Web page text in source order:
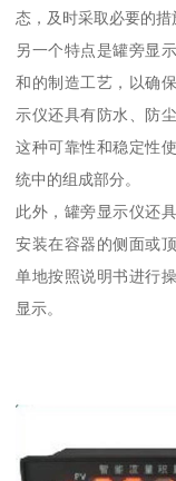
态，及时采取必要的措
另一个特点是罐旁显
和的制造工艺，以确
示仪还具有防水、防
这种可靠性和稳定性
统中的组成部分。
此外，罐旁显示仪还
安装在容器的侧面或
单地按照说明书进行
显示。